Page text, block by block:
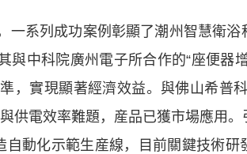
系列成功案例彰顯了潮州智慧衛浴
與中科院廣州電子所合作的“座便器
，實現顯著經濟效益。與佛山希普
供電效率難題，産品已獲市場應用
自動化示範生産線，目前關鍵技術